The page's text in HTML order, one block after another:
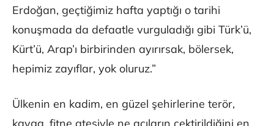
Erdoğan, geçtiğimiz hafta yaptığı o tarihi
konuşmada da defaatle vurguladığı gibi Türk’ü,
Kürt’ü, Arap’ı birbirinden ayırırsak, bölersek,
hepimiz zayıflar, yok oluruz.”
Ülkenin en kadim, en güzel şehirlerine terör,